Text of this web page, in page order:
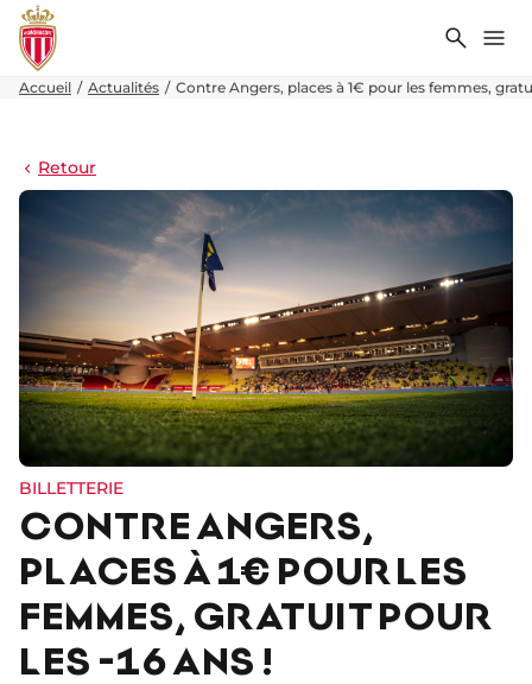
Accueil Actualités Contre Angers, places à 1€ pour les femmes,
Retour
BILLETTERIE
CONTRE ANGERS,
PLACES À 1€ POUR LES
FEMMES, GRATUIT POUR
LES -16 ANS !